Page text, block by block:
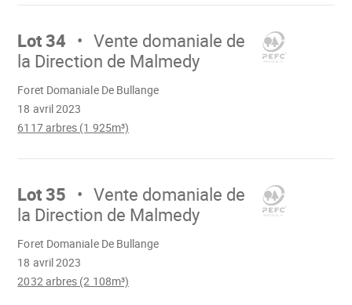
Aller
Lot 34
Vente domaniale de
la Direction de Malmedy
18 avril 2023
Foret Domaniale De Bullange
6117 arbres (1 925m³)
Aller
Lot 35
Vente domaniale de
la Direction de Malmedy
18 avril 2023
Foret Domaniale De Bullange
2032 arbres (2 108m³)